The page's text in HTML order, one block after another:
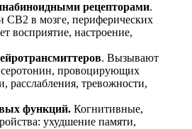
рецепторами.
в мозге, периферических
восприятие, настроение,
. Вызывают
провоцирующих
расслабления, тревожности,
функций. Когнитивные,
ухудшение памяти,